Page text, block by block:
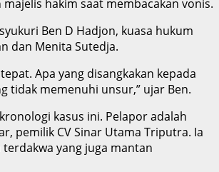
majelis hakim saat membacakan vonis.
Ben D Hadjon, kuasa hukum
dan Menita Sutedja.
Apa yang disangkakan kepada
tidak memenuhi unsur,” ujar Ben.
kasus ini. Pelapor adalah
pemilik CV Sinar Utama Triputra. Ia
yang juga mantan